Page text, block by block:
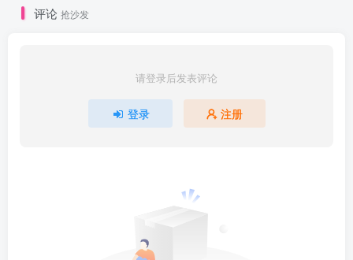
评论 抢沙发
请登录后发表评论
登录 注册